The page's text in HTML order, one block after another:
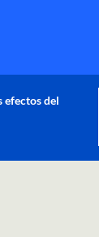
aprueba